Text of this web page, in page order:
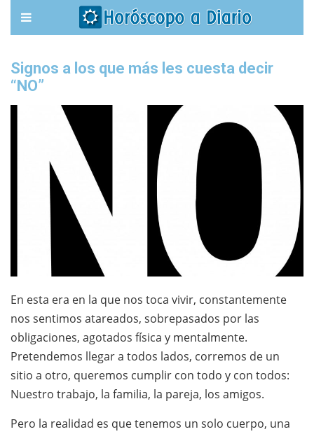
Signos a los que más les cuesta decir
“NO”
En esta era en la que nos toca vivir, constantemente
nos sentimos atareados, sobrepasados por las
obligaciones, agotados física y mentalmente.
Pretendemos llegar a todos lados, corremos de un
sitio a otro, queremos cumplir con todo y con todos:
Nuestro trabajo, la familia, la pareja, los amigos.
Pero la realidad es que tenemos un solo cuerpo, una